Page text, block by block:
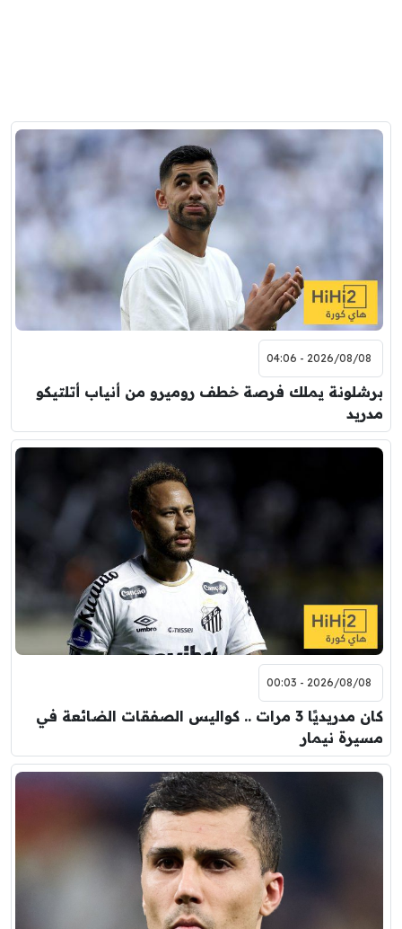
2026/08/08 - 04:06
برشلونة يملك فرصة خطف روميرو من أنياب أتلتيكو
مدريد
2026/08/08 - 00:03
كان مدريديًا 3 مرات .. كواليس الصفقات الضائعة في
مسيرة نيمار